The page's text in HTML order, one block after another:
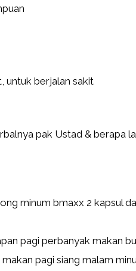
untuk berjalan sakit
pak Ustad & berapa
minum bmaxx 2 kapsul
pagi perbanyak makan
pagi siang malam